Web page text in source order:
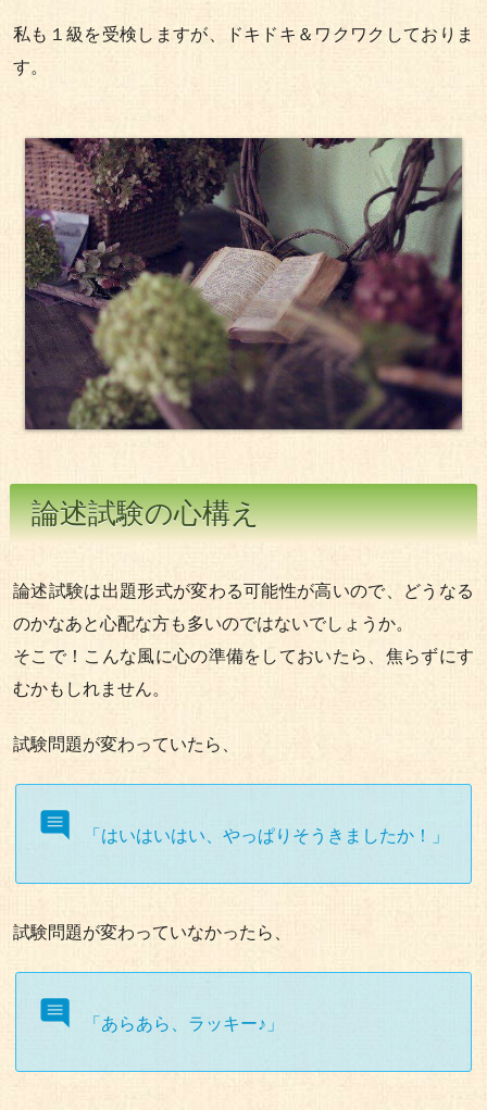
私も１級を受検しますが、ドキドキ＆ワクワクしておりま
す。
論述試験の心構え
論述試験は出題形式が変わる可能性が高いので、どうなる
のかなあと心配な方も多いのではないでしょうか。
そこで！こんな風に心の準備をしておいたら、焦らずにす
むかもしれません。
試験問題が変わっていたら、
「はいはいはい、やっぱりそうきましたか！」
試験問題が変わっていなかったら、
「あらあら、ラッキー♪」